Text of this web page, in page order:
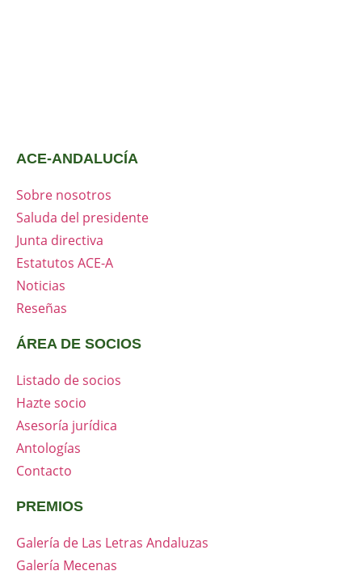
ACE-ANDALUCÍA
Sobre nosotros
Saluda del presidente
Junta directiva
Estatutos ACE-A
Noticias
Reseñas
ÁREA DE SOCIOS
Listado de socios
Hazte socio
Asesoría jurídica
Antologías
Contacto
PREMIOS
Galería de Las Letras Andaluzas
Galería Mecenas